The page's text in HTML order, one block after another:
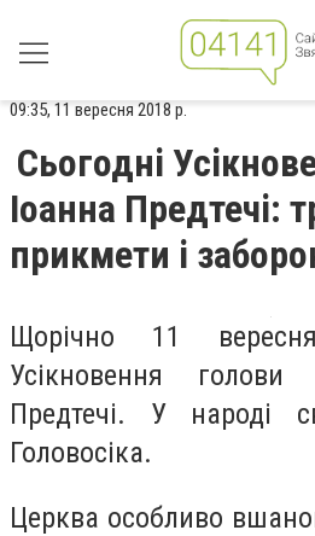
09:35, 11 вересня 2018 р.
Сьогодні
Іоанна Предтечі:
прикмети і
Щорічно 11 вересня
Усікновення голови
Предтечі. У народі
Головосіка.
Церква особливо